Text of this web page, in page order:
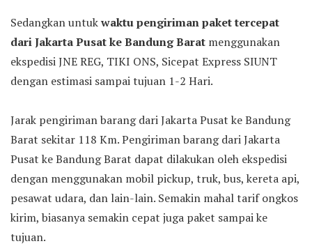
Sedangkan untukwaktu pengiriman paket tercepat
dari Jakarta Pusat ke Bandung Barat menggunakan
ekspedisi JNE REG, TIKI ONS, Sicepat Express SIUNT
dengan estimasi sampai tujuan 1-2 Hari.
Jarak pengiriman barang dari Jakarta Pusat ke Bandung
Barat sekitar 118 Km. Pengiriman barang dari Jakarta
Pusat ke Bandung Barat dapat dilakukan oleh ekspedisi
dengan menggunakan mobil pickup, truk, bus, kereta api,
pesawat udara, dan lain-lain. Semakin mahal tarif ongkos
kirim, biasanya semakin cepat juga paket sampai ke
tujuan.